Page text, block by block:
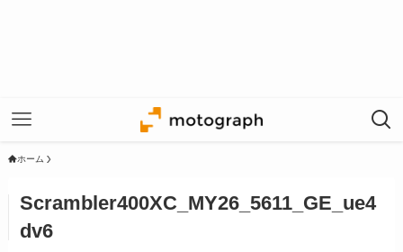
ホーム
Scrambler400XC_MY26_5611_GE_ue4
dv6